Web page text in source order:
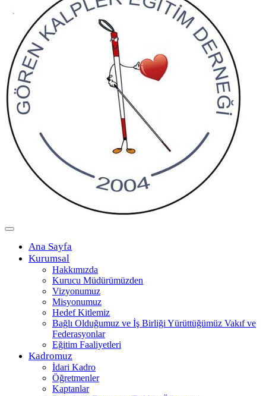
Ana Sayfa
Kurumsal
Hakkımızda
Kurucu Müdürümüzden
Vizyonumuz
Misyonumuz
Hedef Kitlemiz
Bağlı Olduğumuz ve İş Birliği Yürüttüğümüz Vakıf ve
Federasyonlar
Eğitim Faaliyetleri
Kadromuz
İdari Kadro
Öğretmenler
Kaptanlar